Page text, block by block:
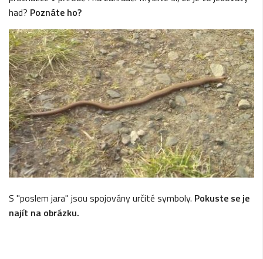
had? Poznáte ho?
S "poslem jara" jsou spojovány určité symboly. Pokuste se je
najít na obrázku.